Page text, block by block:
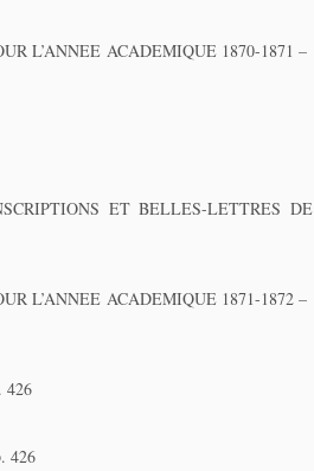
L’ANNEE ACADEMIQUE 1870-1871 –
ET BELLES-LETTRES DE
L’ANNEE ACADEMIQUE 1871-1872 –
426
426